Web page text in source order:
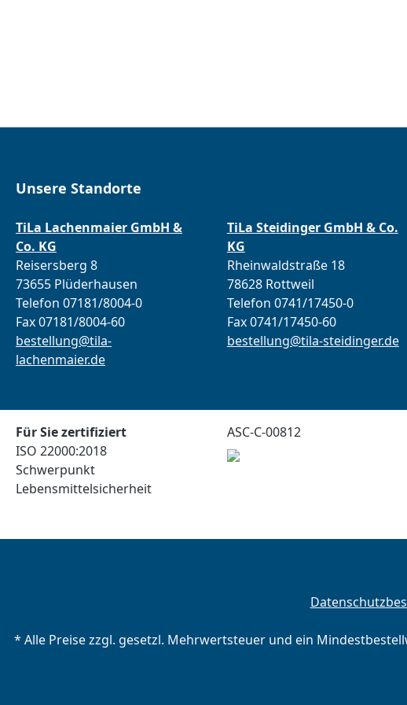
Unsere Standorte
TiLa Lachenmaier GmbH &
Co. KG
Reisersberg 8
73655 Plüderhausen
Telefon 07181/8004-0
Fax 07181/8004-60
bestellung@tila-
lachenmaier.de
TiLa Steidinger GmbH & Co.
KG
Rheinwaldstraße 18
78628 Rottweil
Telefon 0741/17450-0
Fax 0741/17450-60
bestellung@tila-steidinger.de
Für Sie zertifiziert
ISO 22000:2018
Schwerpunkt
Lebensmittelsicherheit
ASC-C-00812
* Alle Preise zzgl. gesetzl. Mehrwertsteuer und ein